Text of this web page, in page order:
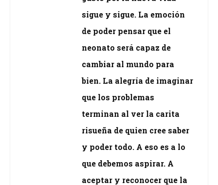
sigue y sigue. La emoción
de poder pensar que el
neonato será capaz de
cambiar al mundo para
bien. La alegría de imaginar
que los problemas
terminan al ver la carita
risueña de quien cree saber
y poder todo. A eso es a lo
que debemos aspirar. A
aceptar y reconocer que la